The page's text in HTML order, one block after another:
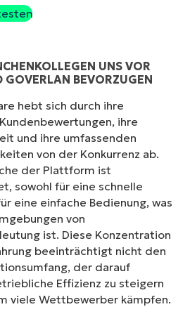
UNS VOR
GOVERLAN BEVORZUGEN
hebt sich durch ihre
ihre
und ihre umfassenden
von der Konkurrenz ab.
der Plattform ist
sowohl für eine schnelle
eine einfache Bedienung, was
von
ist. Diese Konzentration
beeinträchtigt nicht den
der darauf
Effizienz zu steigern
viele Wettbewerber kämpfen.